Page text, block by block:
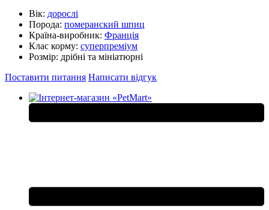
Вік: дорослі
Порода: померанский шпиц
Країна-виробник: Франція
Клас корму: суперпреміум
Розмір: дрібні та мініатюрні
Поставити питання Написати відгук